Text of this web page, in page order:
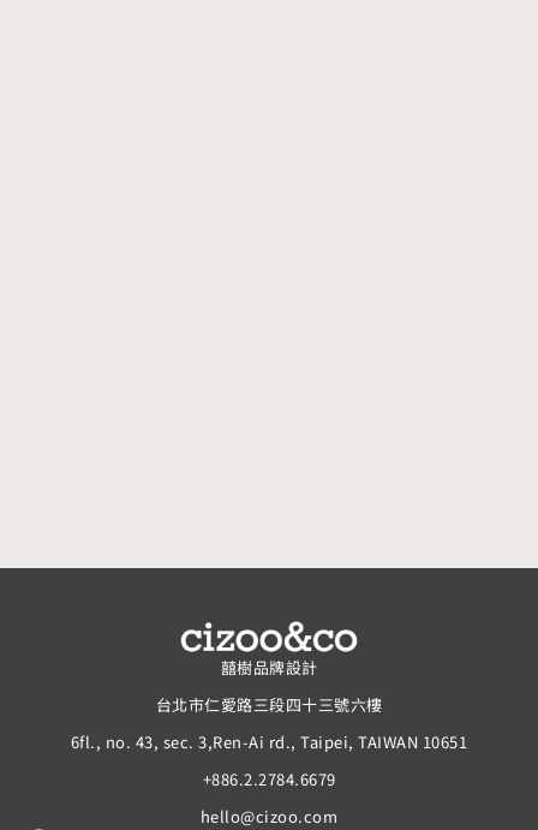
囍樹品牌設計
台北市仁愛路三段四十三號六樓
6fl., no. 43, sec. 3,Ren-Ai rd., Taipei, TAIWAN 10651
+886.2.2784.6679
hello@cizoo.com